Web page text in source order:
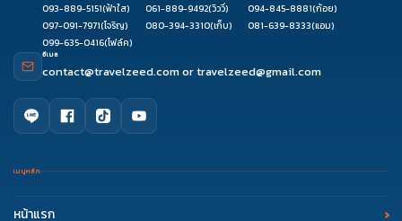
093-889-5151(ฟ้าใส) 061-889-9492(วิววี่) 094-845-8881(ก้อย)
097-091-7971(โจริญ) 080-394-3310(เก็บ) 081-639-8333(แอม)
099-635-0416(โฟล์ค)
อีเมล
contact@travelzeed.comortravelzeed@gmail.com
เมนูหลัก
หน้าแรก